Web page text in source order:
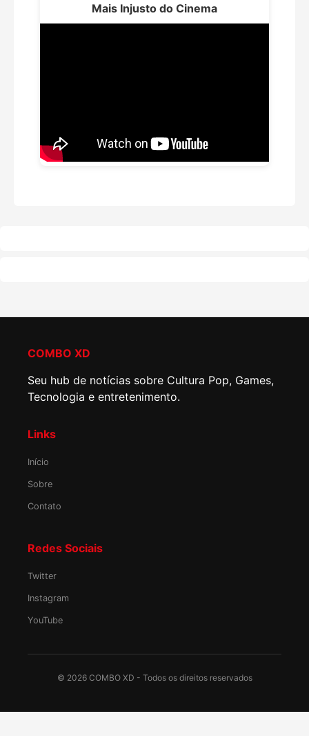
Mais Injusto do Cinema
COMBO XD
Seu hub de notícias sobre Cultura Pop, Games,
Tecnologia e entretenimento.
Links
Início
Sobre
Contato
Redes Sociais
Twitter
Instagram
YouTube
© 2026COMBO XD - Todos os direitos reservados